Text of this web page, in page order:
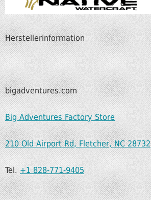
Herstellerinformation
bigadventures.com
Big Adventures Factory Store
210 Old Airport Rd, Fletcher, NC 28732
Tel.+1 828-771-9405